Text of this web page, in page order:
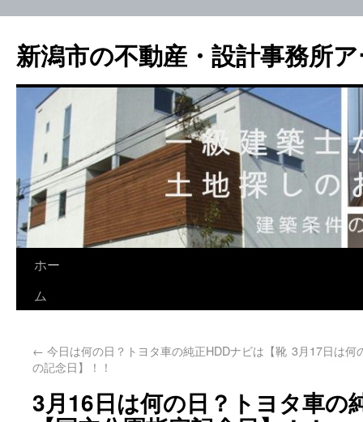
新潟市の不動産・設計事務所
ホー
ム
← 今日は何の日？トヨタ車の純正HDDナビは【靴
の記念日】！！
3月17日は何
3月16日は何の日？トヨタ車の